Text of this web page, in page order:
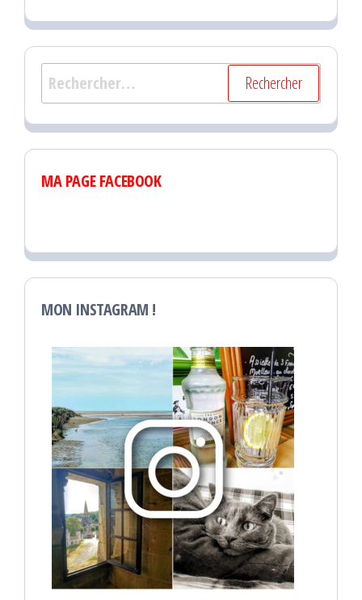
Rechercher :
MA PAGE FACEBOOK
MON INSTAGRAM !